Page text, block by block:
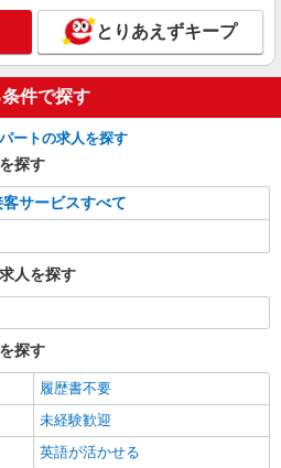
とりあえずキープ
件で探す
ートの求人を探す
探す
客サービスすべて
人を探す
探す
履歴書不要
未経験歓迎
英語が活かせる